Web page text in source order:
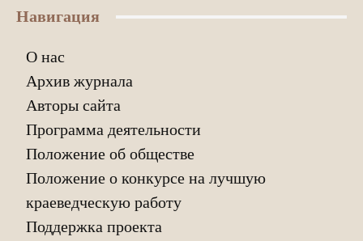
Навигация
О нас
Архив журнала
Авторы сайта
Программа деятельности
Положение об обществе
Положение о конкурсе на лучшую
краеведческую работу
Поддержка проекта